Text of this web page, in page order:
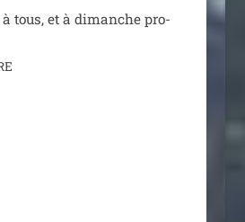
tous, et à dimanche pro­